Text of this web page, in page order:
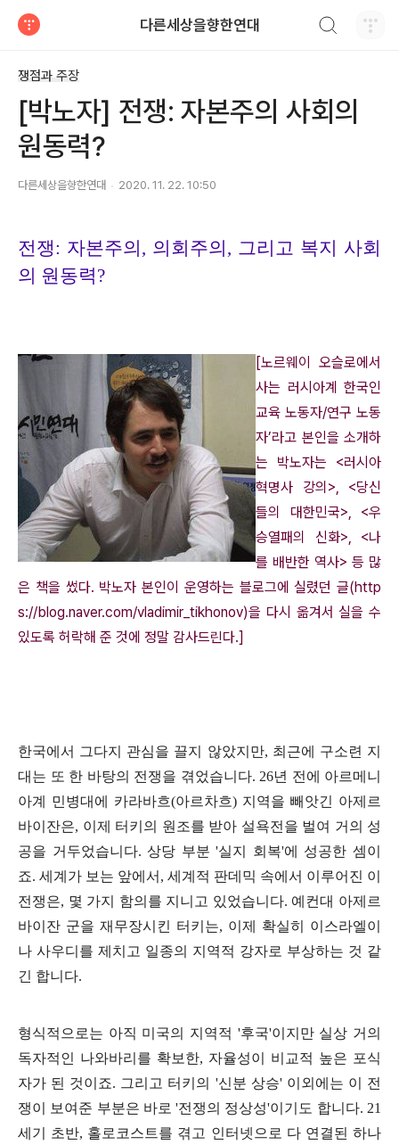
다른세상을향한연대
쟁점과 주장
[박노자] 전쟁: 자본주의 사회의
원동력?
다른세상을향한연대 2020. 11. 22. 10:50
전쟁: 자본주의, 의회주의, 그리고 복지 사회
의 원동력?
[노르웨이 오슬로에서
사는 러시아계 한국인
교육 노동자/연구 노동
자’라고 본인을 소개하
는 박노자는 <러시아
혁명사 강의 >, <당신
들의 대한민국>, <우
승열패의 신화>, <나
를 배반한 역사> 등 많
은 책을 썼다. 박노자 본인이 운영하는 블로그에 실렸던 글(http
s://blog.naver.com/vladimir_tikhonov)을 다시 옮겨서 실을 수
있도록 허락해 준 것에 정말 감사드린다.]
한국에서 그다지 관심을 끌지 않았지만, 최근에 구소련 지
대는 또 한 바탕의 전쟁을 겪었습니다. 26년 전에 아르메니
아계 민병대에 카라바흐(아르차흐) 지역을 빼앗긴 아제르
바이잔은, 이제 터키의 원조를 받아 설욕전을 벌여 거의 성
공을 거두었습니다.상당 부분'실지 회복'에 성공한 셈이
죠. 세계가 보는 앞에서 , 세계적 판데믹 속에서 이루어진 이
전쟁은, 몇 가지 함의를 지니고 있었습니다. 예컨대 아제르
바이잔 군을 재무장시킨 터키는, 이제 확실히 이스라엘이
나 사우디를 제치고 일종의 지역적 강자로 부상하는 것 같
긴 합니다.
형식적으로는 아직 미국의 지역적 '후국'이지만 실상 거의
독자적인 나와바리를 확보한, 자율성이 비교적 높은 포식
자가 된 것이죠. 그리고 터키의 '신분 상승' 이외에는 이 전
쟁이 보여준 부분은 바로'전쟁의 정상성'이기도 합니다. 21
세기 초반, 홀로코스트를 겪고 인터넷으로 다 연결된 하나